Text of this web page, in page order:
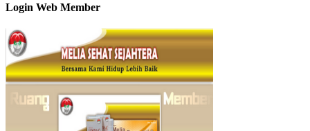
Login Web Member